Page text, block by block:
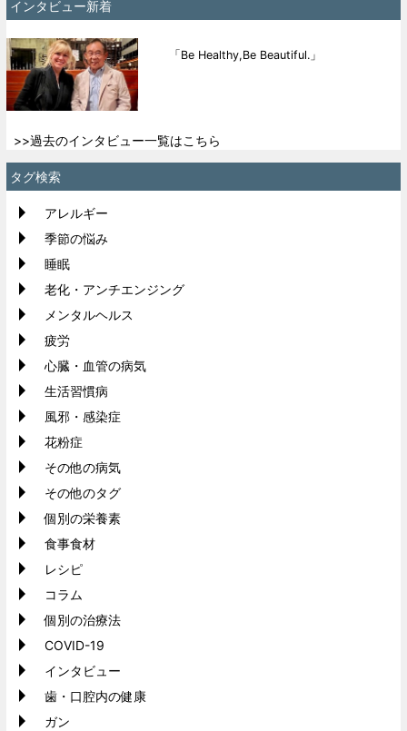
インタビュー新着
「Be Healthy,Be Beautiful.」
>>過去のインタビュー一覧はこちら
タグ検索
アレルギー
季節の悩み
睡眠
老化・アンチエンジング
メンタルヘルス
疲労
心臓・血管の病気
生活習慣病
風邪・感染症
花粉症
その他の病気
その他のタグ
個別の栄養素
食事食材
レシピ
コラム
個別の治療法
COVID-19
インタビュー
歯・口腔内の健康
ガン